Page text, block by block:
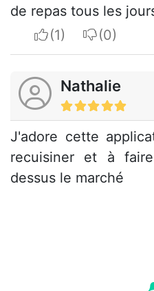
de repas tous les
I apreciateI do not
Nathalie
J'adore cette
recuisiner et à
dessus le marché